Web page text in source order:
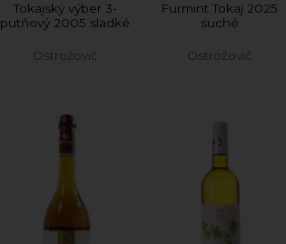
Tokajský výber 3-
putňový 2005 sladké
Ostrožovič
Furmint Tokaj 2025
suché
Ostrožovič